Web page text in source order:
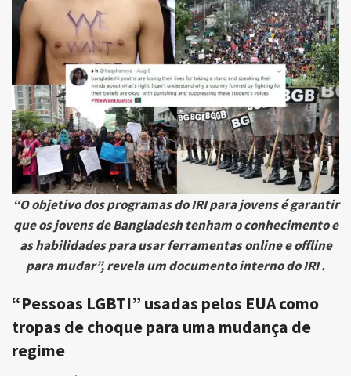
“O objetivo dos programas do IRI para jovens é garantir
que os jovens de Bangladesh tenham o conhecimento e
as habilidades para usar ferramentas online e offline
para mudar”, revela um documento interno do IRI .
“Pessoas LGBTI” usadas pelos EUA como
tropas de choque para uma mudança de
regime